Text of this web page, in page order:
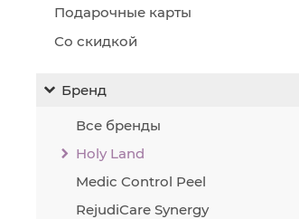
Подарочные карты
Со скидкой
Бренд
Все бренды
Holy Land
Medic Control Peel
RejudiCare Synergy